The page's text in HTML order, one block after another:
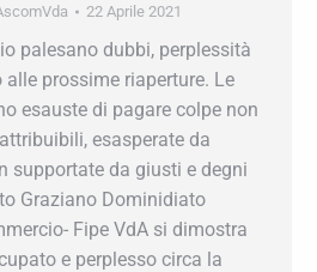
22 Aprile 2021
palesano dubbi,
rispetto alle prossime
categorie sono esauste di
a loro attribuibili,
forzate non supportate
A tal proposito Graziano
Confcommercio- Fipe
preoccupato e